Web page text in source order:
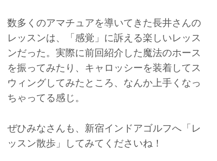
数多くのアマチュアを導いてきた長井さんの
レッスンは、「感覚」に訴える楽しいレッス
ンだった。実際に前回紹介した魔法のホース
を振ってみたり、キャロッシーを装着してス
ウィングしてみたところ、なんか上手くなっ
ちゃってる感じ。
ぜひみなさんも、新宿インドアゴルフへ「レ
ッスン散歩」してみてくださいね！